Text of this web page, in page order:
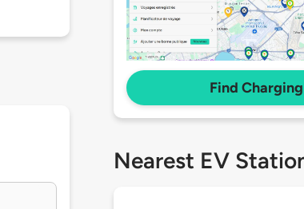
Find
Nearest EV